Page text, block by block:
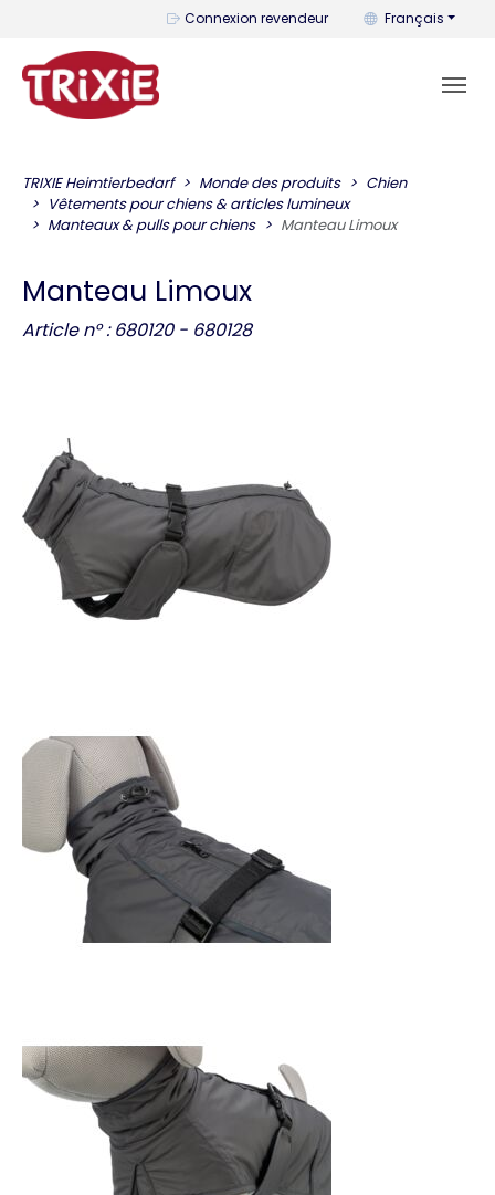
Connexion revendeur Vous pouvez
Français
TRIXIE Heimtierbedarf Monde des produits
Chien
Vêtements pour chiens & articles lumineux
Manteaux & pulls pour chiens
Manteau Limoux
Manteau Limoux
Article n° : 680120 - 680128